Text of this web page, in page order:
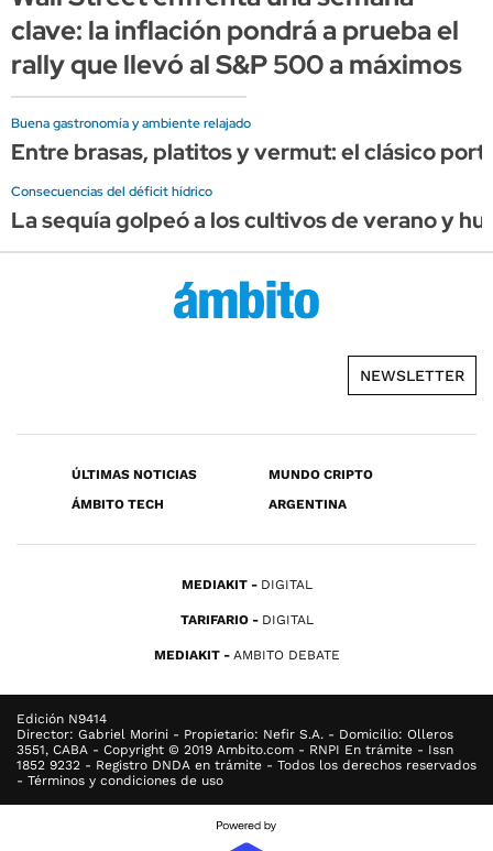
clave: la inflación pondrá a prueba el
rally que llevó al S&P 500 a máximos
Buena gastronomía y ambiente relajado
Entre brasas, platitos y vermut: el clásico
Consecuencias del déficit hídrico
La sequía golpeó a los cultivos de verano y
NEWSLETTER
ÚLTIMAS NOTICIAS
MUNDO CRIPTO
ÁMBITO TECH
ARGENTINA
MEDIAKIT DIGITAL
TARIFARIO DIGITAL
MEDIAKIT AMBITO DEBATE
Edición N9414
Director: Gabriel Morini - Propietario: Nefir S.A. - Domicilio: Olleros
3551, CABA - Copyright © 2019 Ambito.com - RNPI En trámite - Issn
1852 9232 - Registro DNDA en trámite - Todos los derechos reservados
- Términos y condiciones de uso